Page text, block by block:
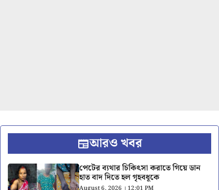
আরও খবর
পেটের ব্যথার চিকিৎসা করাতে গিয়ে ডান
হাত বাদ দিতে হল গৃহবধূকে